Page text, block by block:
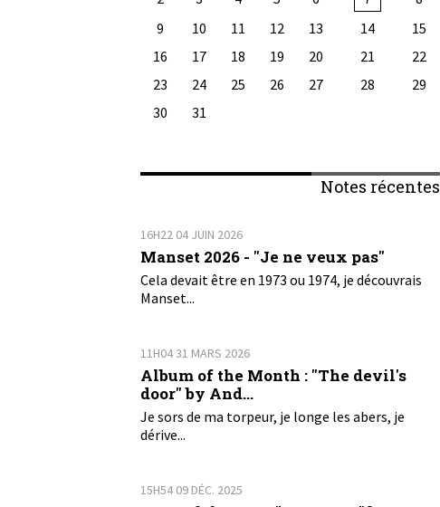
9
10 11 12 13 14
15
16
17 18 19 20 21
22
23
24 25 26 27 28
29
30
31
Notes récentes
16H22 04 JUIN 2026
Manset 2026 - "Je ne veux pas"
Cela devait être en 1973 ou 1974, je découvrais
Manset...
11H0431 MARS 2026
Album of the Month : "The devil's
door" by And...
Je sors de ma torpeur, je longe les abers, je
dérive...
15H54 09 DÉC. 2025